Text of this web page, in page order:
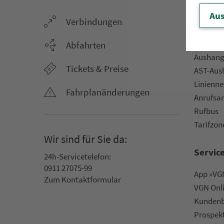
Ver­bin­dungen
Abfahrten
Tickets & Preise
Fahr­plan­ände­rungen
Wir sind für Sie da:
24h-Ser­vice­te­le­fon:
0911 27075-99
Zum Kon­taktformular
Netz
AST-
Rufbus
Service
App
VGN